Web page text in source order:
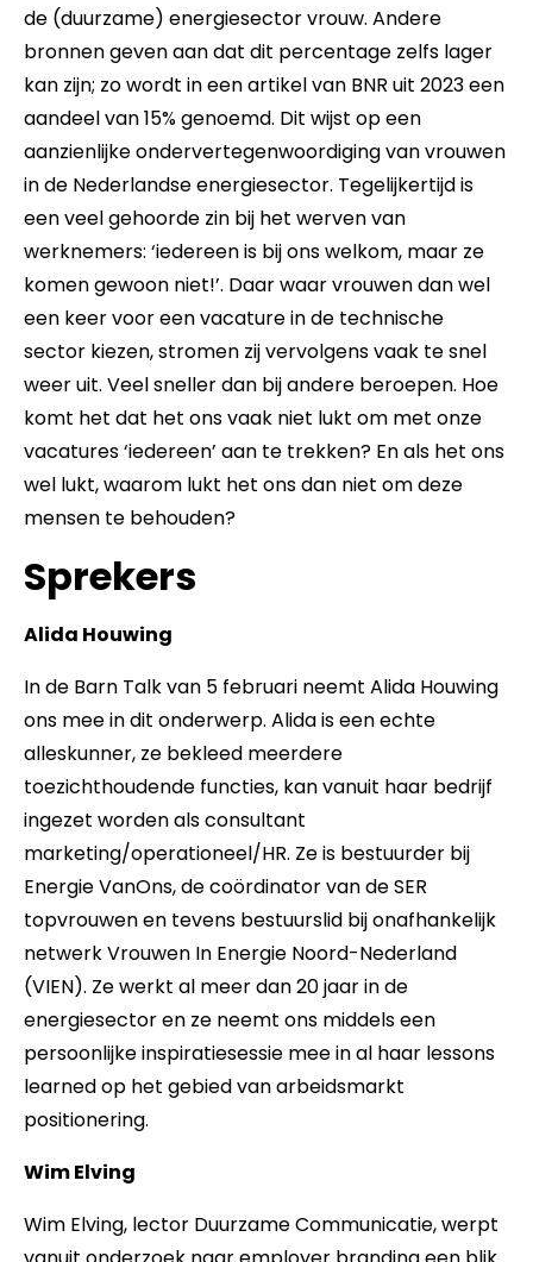
de (duurzame) energiesector vrouw. Andere
bronnen geven aan dat dit percentage zelfs lager
kan zijn; zo wordt in een artikel van BNR uit 2023 een
aandeel van 15% genoemd. Dit wijst op een
aanzienlijke ondervertegenwoordiging van vrouwen
in de Nederlandse energiesector. Tegelijkertijd is
een veel gehoorde zin bij het werven van
werknemers: ‘iedereen is bij ons welkom, maar ze
komen gewoon niet!’. Daar waar vrouwen dan wel
een keer voor een vacature in de technische
sector kiezen, stromen zij vervolgens vaak te snel
weer uit. Veel sneller dan bij andere beroepen. Hoe
komt het dat het ons vaak niet lukt om met onze
vacatures ‘iedereen’ aan te trekken? En als het ons
wel lukt, waarom lukt het ons dan niet om deze
mensen te behouden?
Sprekers
Alida Houwing
In de Barn Talk van 5 februari neemt Alida Houwing
ons mee in dit onderwerp. Alida is een echte
alleskunner, ze bekleed meerdere
toezichthoudende functies, kan vanuit haar bedrijf
ingezet worden als consultant
marketing/operationeel/HR. Ze is bestuurder bij
Energie VanOns, de coördinator van de SER
topvrouwen en tevens bestuurslid bij onafhankelijk
netwerk Vrouwen In Energie Noord-Nederland
(VIEN). Ze werkt al meer dan 20 jaar in de
energiesector en ze neemt ons middels een
persoonlijke inspiratiesessie mee in al haar lessons
learned op het gebied van arbeidsmarkt
positionering.
Wim Elving
Wim Elving, lector Duurzame Communicatie, werpt